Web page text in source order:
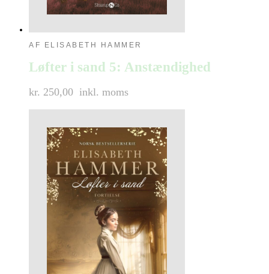
AF ELISABETH HAMMER
Løfter i sand 5: Anstændighed
kr. 250,00 inkl. moms